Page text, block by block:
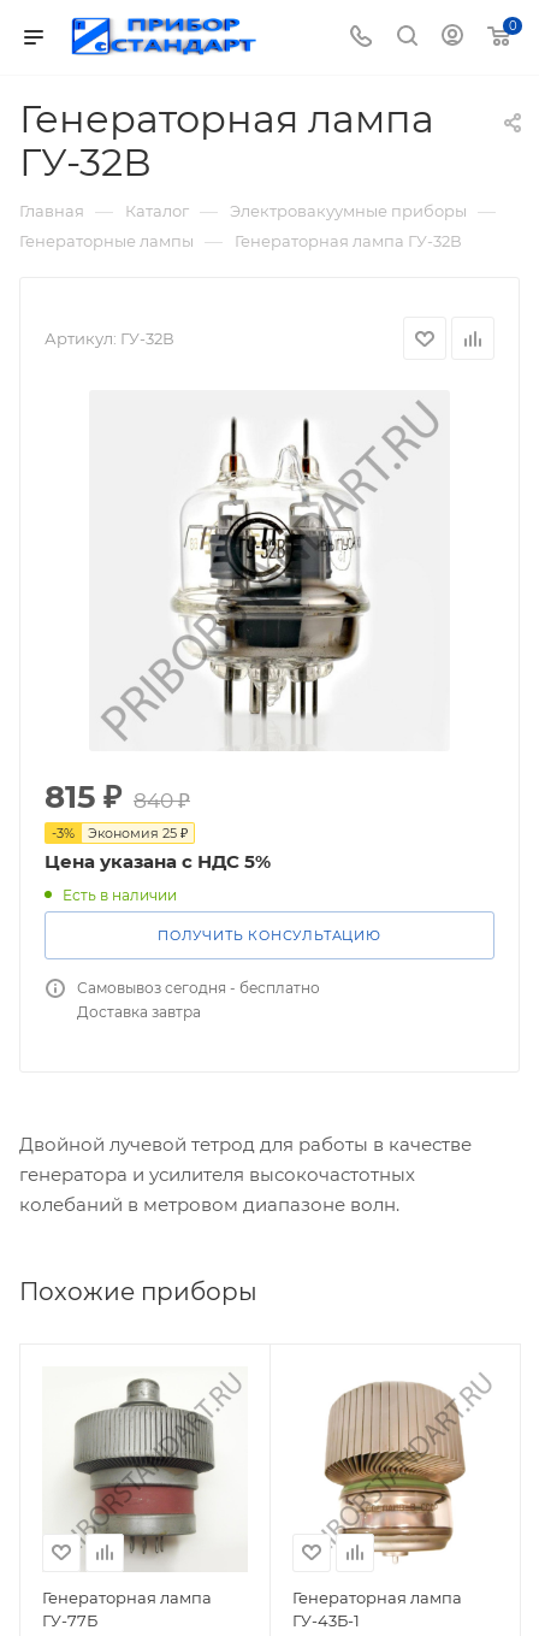
0
Генераторная лампа
ГУ-32В
Главная — Каталог — Электровакуумные приборы —
Генераторные лампы — Генераторная лампа ГУ-32В
Артикул: ГУ-32В
815 ₽ 840₽
-3% Экономия 25 ₽
Цена указана с НДС 5%
Есть в наличии
ПОЛУЧИТЬ КОНСУЛЬТАЦИЮ
Самовывоз сегодня - бесплатно
Доставка завтра
Двойной лучевой тетрод для работы в качестве
генератора и усилителя высокочастотных
колебаний в метровом диапазоне волн.
Похожие приборы
Генераторная лампа
ГУ-77Б
Генераторная лампа
ГУ-43Б-1